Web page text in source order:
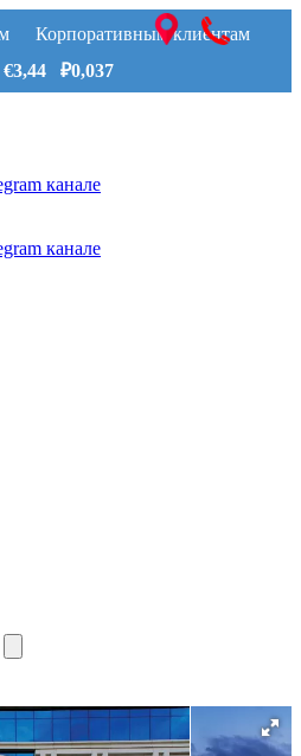
Корпоративным клиентам
₽0,037
канале
канале